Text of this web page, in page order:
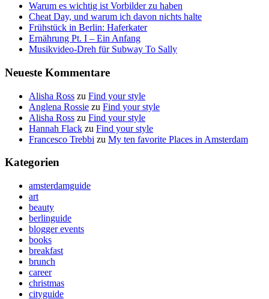
Warum es wichtig ist Vorbilder zu haben
Cheat Day, und warum ich davon nichts halte
Frühstück in Berlin: Haferkater
Ernährung Pt. I – Ein Anfang
Musikvideo-Dreh für Subway To Sally
Neueste Kommentare
Alisha Ross zu Find your style
Anglena Rossie zu Find your style
Alisha Ross zu Find your style
Hannah Flack zu Find your style
Francesco Trebbi zu My ten favorite Places in Amsterdam
Kategorien
amsterdamguide
art
beauty
berlinguide
blogger events
books
breakfast
brunch
career
christmas
cityguide